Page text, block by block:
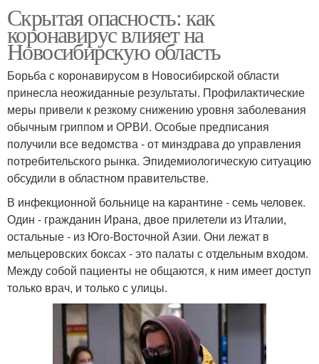
Скрытая опасность: как
коронавирус влияет на
Новосибирскую область
Борьба с коронавирусом в Новосибирской области
принесла неожиданные результаты. Профилактические
меры привели к резкому снижению уровня заболевания
обычным гриппом и ОРВИ. Особые предписания
получили все ведомства - от минздрава до управления
потребительского рынка. Эпидемиологическую ситуацию
обсудили в областном правительстве.
В инфекционной больнице на карантине - семь человек.
Один - гражданин Ирана, двое прилетели из Италии,
остальные - из Юго-Восточной Азии. Они лежат в
мельцеровских боксах - это палаты с отдельным входом.
Между собой пациенты не общаются, к ним имеет доступ
только врач, и только с улицы.